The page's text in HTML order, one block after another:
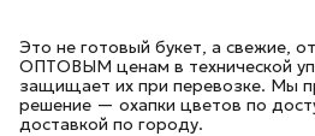
Это не готовый букет, а свежие,
ОПТОВЫМ ценам в технической
защищает их при перевозке. Мы
решение — охапки цветов по
доставкой по городу.